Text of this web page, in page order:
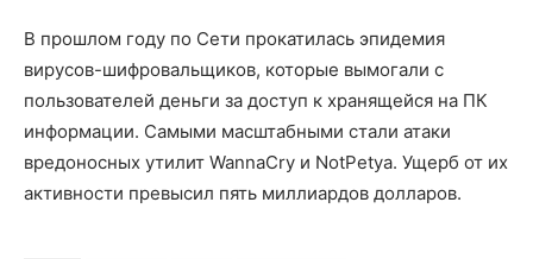
В прошлом году по Сети прокатилась эпидемия
вирусов-шифровальщиков, которые вымогали с
пользователей деньги за доступ к хранящейся на ПК
информации. Самыми масштабными стали атаки
вредоносных утилит WannaCry и NotPetya. Ущерб от их
активности превысил пять миллиардов долларов.